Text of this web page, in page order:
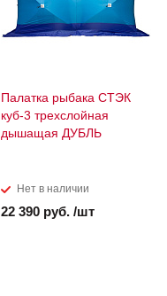
Палатка рыбака СТЭК
куб-3 трехслойная
дышащая ДУБЛЬ
Нет в наличии
22 390 руб. /шт